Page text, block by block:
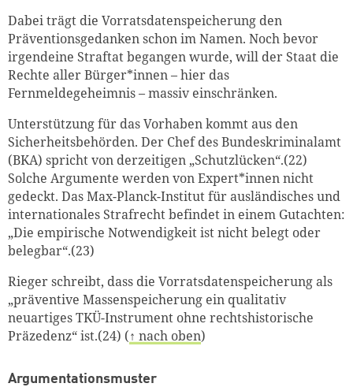
Dabei trägt die Vorratsdatenspeicherung den
Präventionsgedanken schon im Namen. Noch bevor
irgendeine Straftat begangen wurde, will der Staat die
Rechte aller Bürger*innen – hier das
Fernmeldegeheimnis – massiv einschränken.
Unterstützung für das Vorhaben kommt aus den
Sicherheitsbehörden. Der Chef des Bundeskriminalamt
(BKA) spricht von derzeitigen „Schutzlücken“.(22)
Solche Argumente werden von Expert*innen nicht
gedeckt. Das Max-Planck-Institut für ausländisches und
internationales Strafrecht befindet in einem Gutachten:
„Die empirische Notwendigkeit ist nicht belegt oder
belegbar“.(23)
Rieger schreibt, dass die Vorratsdatenspeicherung als
„präventive Massenspeicherung ein qualitativ
neuartiges TKÜ-Instrument ohne rechtshistorische
Präzedenz“ ist.(24) (↑ nach oben)
Argumentationsmuster